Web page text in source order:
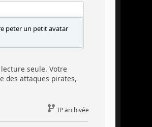
peter un petit avatar
seule. Votre
des attaques pirates,
IP archivée